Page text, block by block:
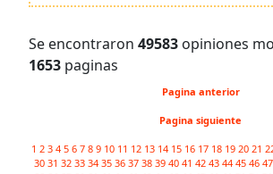
Se encontraron 49583 opiniones
1653 paginas
Pagina anterior
Pagina siguiente
1 2 3 4 5 6 7 8 9 10 11 12 13 14 15 16 17 18 19 20 21
30 31 32 33 34 35 36 37 38 39 40 41 42 43 44 45 46 47